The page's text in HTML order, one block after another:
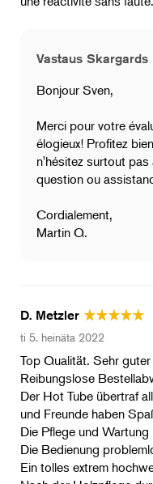
Vastaus Skargards
Bonjour Sven,
Merci pour votre
élogieux! Profitez
n'hésitez surtout
question ou
Cordialement,
Martin Q.
D. Metzler
ti 5. heinäta 2022
Top Qualität. Sehr
Reibungslose
Der Hot Tube übertraf
und Freunde haben
Die Pflege und
Die Bedienung
Ein tolles extrem